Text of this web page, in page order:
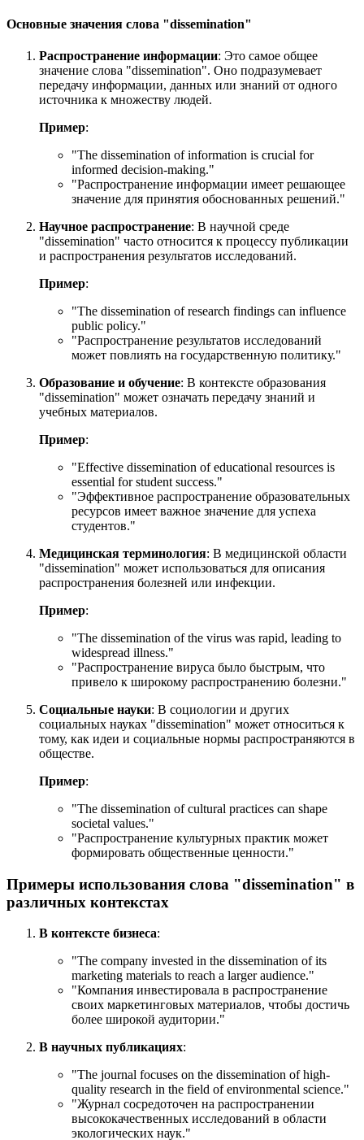
Основные значения слова "dissemination"
Распространение информации: Это самое общее
значение слова "dissemination". Оно подразумевает
передачу информации, данных или знаний от одного
источника к множеству людей.
Пример:
"The dissemination of information is crucial for
informed decision-making."
"Распространение информации имеет решающее
значение для принятия обоснованных решений."
Научное распространение: В научной среде
"dissemination" часто относится к процессу публикации
и распространения результатов исследований.
Пример:
"The dissemination of research findings can influence
public policy."
"Распространение результатов исследований
может повлиять на государственную политику."
Образование и обучение: В контексте образования
"dissemination" может означать передачу знаний и
учебных материалов.
Пример:
"Effective dissemination of educational resources is
essential for student success."
"Эффективное распространение образовательных
ресурсов имеет важное значение для успеха
студентов."
Медицинская терминология: В медицинской области
"dissemination" может использоваться для описания
распространения болезней или инфекции.
Пример:
"The dissemination of the virus was rapid, leading to
widespread illness."
"Распространение вируса было быстрым, что
привело к широкому распространению болезни."
Социальные науки: В социологии и других
социальных науках "dissemination" может относиться к
тому, как идеи и социальные нормы распространяются в
обществе.
Пример:
"The dissemination of cultural practices can shape
societal values."
"Распространение культурных практик может
формировать общественные ценности."
Примеры использования слова "dissemination" в
различных контекстах
В контексте бизнеса:
"The company invested in the dissemination of its
marketing materials to reach a larger audience."
"Компания инвестировала в распространение
своих маркетинговых материалов, чтобы достичь
более широкой аудитории."
В научных публикациях:
"The journal focuses on the dissemination of high-
quality research in the field of environmental science."
"Журнал сосредоточен на распространении
высококачественных исследований в области
экологических наук."